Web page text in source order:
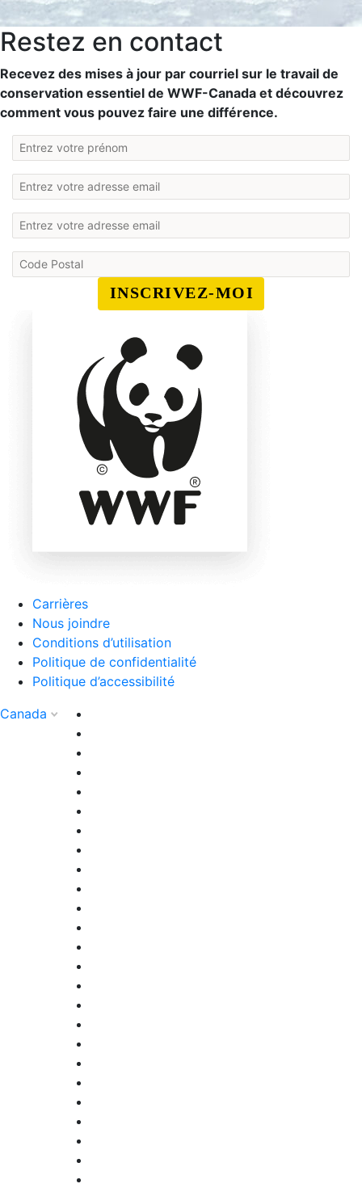
Restez en contact
Recevez des mises à jour par courriel sur le travail de
conservation essentiel de WWF-Canada et découvrez
comment vous pouvez faire une différence.
INSCRIVEZ-MOI
Carrières
Nous joindre
Conditions d’utilisation
Politique de confidentialité
Politique d’accessibilité
Canada